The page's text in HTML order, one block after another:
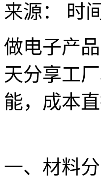
来源：
时
做电子产
天分享工
能，成本直
一、材料